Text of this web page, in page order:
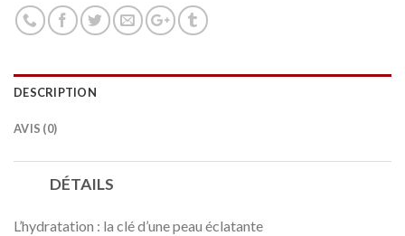
DESCRIPTION
AVIS (0)
DÉTAILS
L’hydratation : la clé d’une peau éclatante